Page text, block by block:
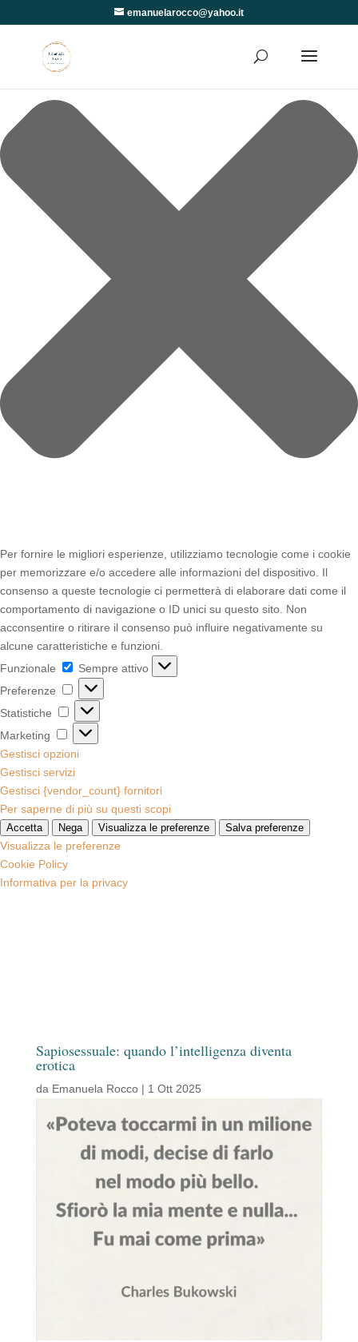
Per fornire le migliori esperienze, utilizziamo tecnologie come i cookie
per memorizzare e/o accedere alle informazioni del dispositivo. Il
consenso a queste tecnologie ci permetterà di elaborare dati come il
comportamento di navigazione o ID unici su questo sito. Non
acconsentire o ritirare il consenso può influire negativamente su
alcune caratteristiche e funzioni.
Funzionale
Funzionale
Sempre attivo
Preferenze
Preferenze
Statistiche Statistiche
Marketing
Marketing
Gestisci opzioni
Gestisci servizi
Gestisci {vendor_count} fornitori
Per saperne di più su questi scopi
Accetta Nega Visualizza le preferenze Salva preferenze
Visualizza le preferenze
Cookie Policy
Informativa per la privacy
emanuelarocco@yahoo.it
Sapiosessuale: quando l’intelligenza diventa
erotica
da Emanuela Rocco| 1 Ott 2025